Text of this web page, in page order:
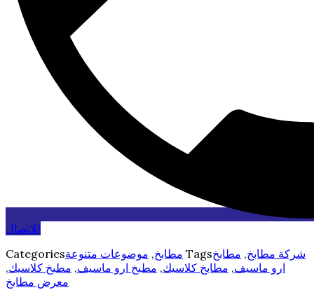
للاتصال
Categories
مطابخ, موضوعات متنوعة Tags شركة مطابخ, مطابخ
ارو ماسيف, مطابخ كلاسيك, مطبخ ارو ماسيف, مطبخ كلاسيك,
معرض مطابخ